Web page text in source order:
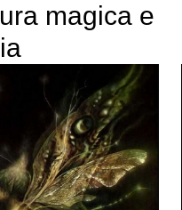
magica e